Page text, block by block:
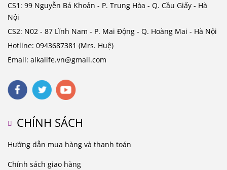
CS1: 99 Nguyễn Bá Khoản - P. Trung Hòa - Q. Cầu Giấy - Hà
Nội
CS2: N02 - 87 Lĩnh Nam - P. Mai Động - Q. Hoàng Mai - Hà Nội
Hotline: 0943687381 (Mrs. Huệ)
Email: alkalife.vn@gmail.com
CHÍNH SÁCH
Hướng dẫn mua hàng và thanh toán
Chính sách giao hàng